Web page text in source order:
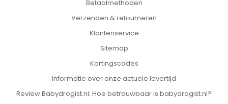
Betaalmethoden
Verzenden & retourneren
Klantenservice
Sitemap
Kortingscodes
Informatie over onze actuele levertijd
Review Babydrogist.nl; Hoe betrouwbaar is babydrogist.nl?